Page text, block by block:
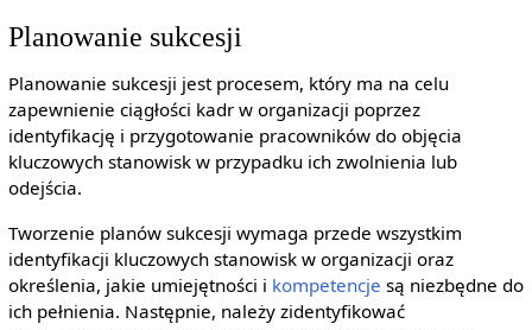
Planowanie sukcesji
Planowanie sukcesji jest procesem, który ma na celu
zapewnienie ciągłości kadr w organizacji poprzez
identyfikację i przygotowanie pracowników do objęcia
kluczowych stanowisk w przypadku ich zwolnienia lub
odejścia.
Tworzenie planów sukcesji wymaga przede wszystkim
identyfikacji kluczowych stanowisk w organizacji oraz
określenia, jakie umiejętności i kompetencje są niezbędne do
ich pełnienia. Następnie, należy zidentyfikować